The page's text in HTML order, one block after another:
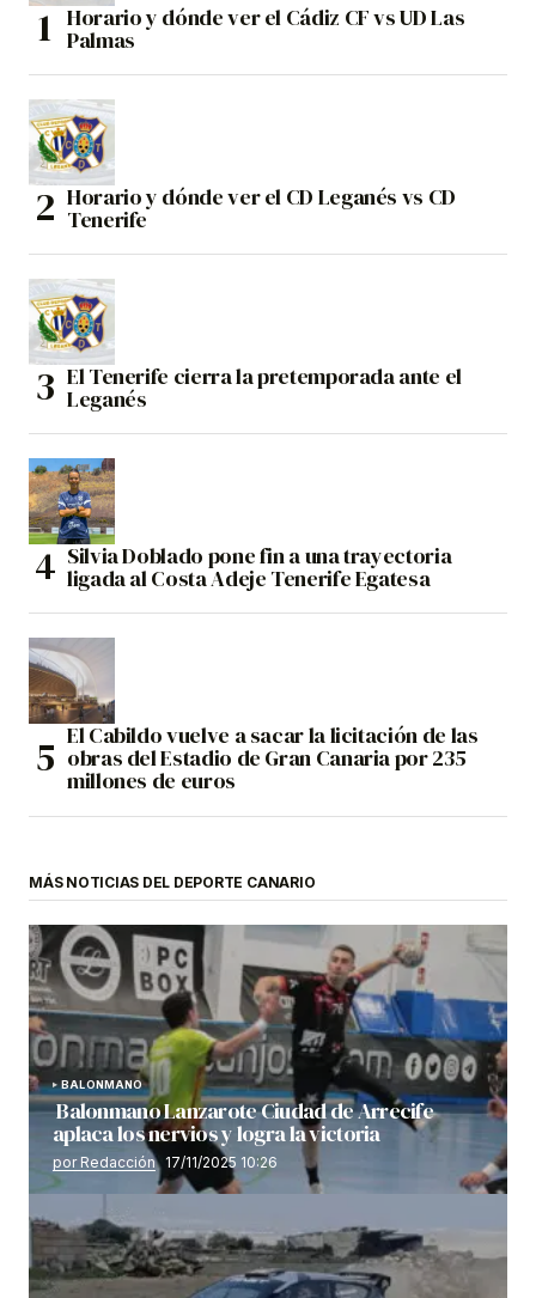
Horario y dónde ver el Cádiz CF vs UD Las
Palmas
Horario y dónde ver el CD Leganés vs CD
Tenerife
El Tenerife cierra la pretemporada ante el
Leganés
Silvia Doblado pone fin a una trayectoria
ligada al Costa Adeje Tenerife Egatesa
El Cabildo vuelve a sacar la licitación de las
obras del Estadio de Gran Canaria por 235
millones de euros
MÁS NOTICIAS DEL DEPORTE CANARIO
BALONMANO
Balonmano Lanzarote Ciudad de Arrecife
aplaca los nervios y logra la victoria
por Redacción 17/11/2025 10:26